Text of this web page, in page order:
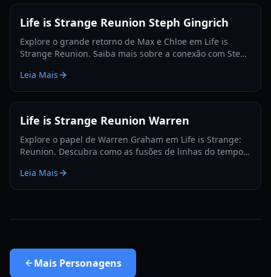
Life is Strange Reunion Steph Gingrich
Explore o grande retorno de Max e Chloe em Life is
Strange Reunion. Saiba mais sobre a conexão com Steph
de jogo.
Leia Mais
Life is Strange Reunion Warren
Explore o papel de Warren Graham em Life is Strange:
Reunion. Descubra como as fusões de linhas do tempo
velhos amigos de Max.
Leia Mais
Mais Personagens